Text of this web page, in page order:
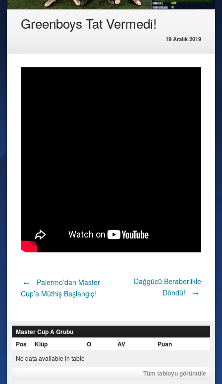
Greenboys Tat Vermedi!
19 Aralık 2019
Post
←
Palermo’dan Master
Cup’a Müthiş Başlangıç!
Dağgücü Beraberlikle
Döndü!
→
Master Cup A Grubu
Pos
Klüp O AV Puan
No data available in table
Tüm tabloyu görüntüle